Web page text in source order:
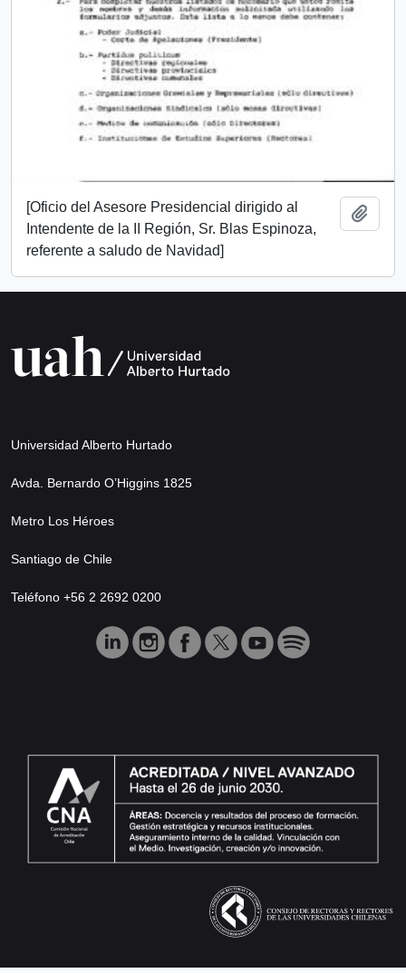
[Oficio del Asesore Presidencial dirigido al
Intendente de la II Región, Sr. Blas Espinoza,
referente a saludo de Navidad]
Universidad Alberto Hurtado
Avda. Bernardo O’Higgins 1825
Metro Los Héroes
Santiago de Chile
Teléfono +56 2 2692 0200